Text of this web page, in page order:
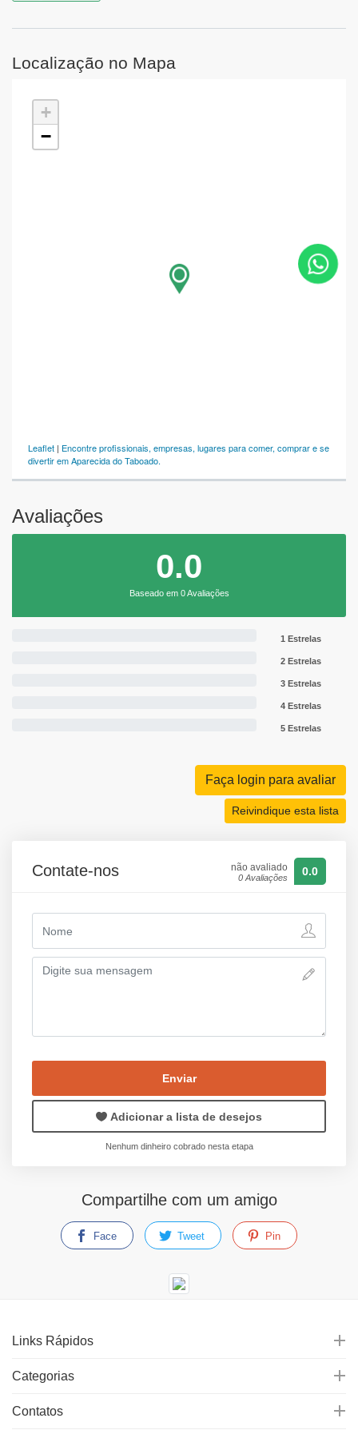
Localização no Mapa
+
−
Leaflet | Encontre profissionais, empresas, lugares para comer, comprar e se
divertir em Aparecida do Taboado.
Avaliações
0.0
Baseado em 0 Avaliações
1 Estrelas
2 Estrelas
3 Estrelas
4 Estrelas
5 Estrelas
Faça login para avaliar
Reivindique esta lista
Contate-nos não avaliado
0 Avaliações 0.0
Enviar
Adicionar a lista de desejos
Nenhum dinheiro cobrado nesta etapa
Compartilhe com um amigo
Face Tweet Pin
Links Rápidos
Categorias
Contatos